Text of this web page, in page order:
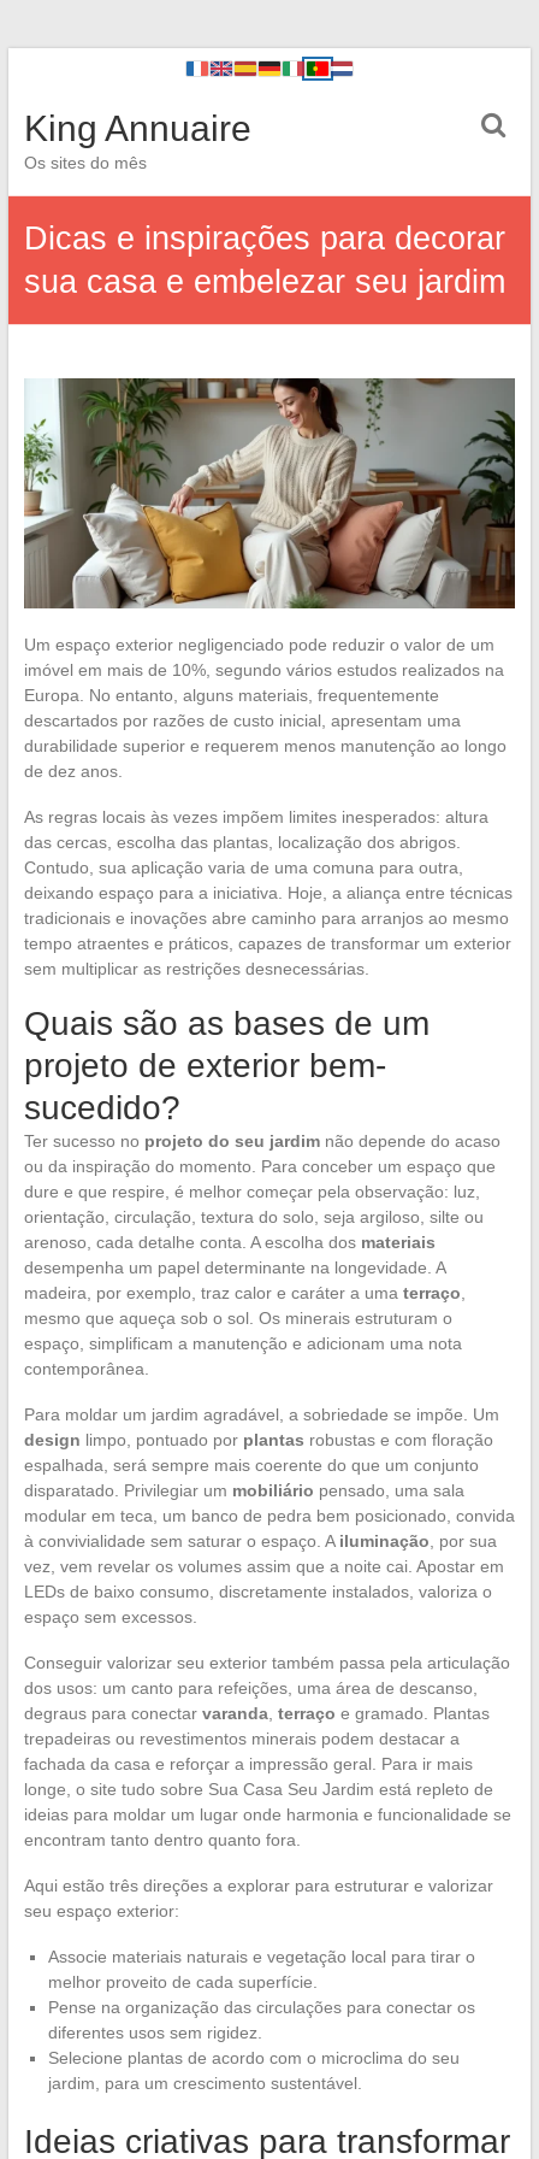
King Annuaire
Os sites do mês
Dicas e inspirações para decorar
sua casa e embelezar seu jardim
Um espaço exterior negligenciado pode reduzir o valor de um
imóvel em mais de 10%, segundo vários estudos realizados na
Europa. No entanto, alguns materiais, frequentemente
descartados por razões de custo inicial, apresentam uma
durabilidade superior e requerem menos manutenção ao longo
de dez anos.
As regras locais às vezes impõem limites inesperados: altura
das cercas, escolha das plantas, localização dos abrigos.
Contudo, sua aplicação varia de uma comuna para outra,
deixando espaço para a iniciativa. Hoje, a aliança entre técnicas
tradicionais e inovações abre caminho para arranjos ao mesmo
tempo atraentes e práticos, capazes de transformar um exterior
sem multiplicar as restrições desnecessárias.
Quais são as bases de um
projeto de exterior bem-
sucedido?
Ter sucesso no projeto do seu jardimnão depende do acaso
ou da inspiração do momento. Para conceber um espaço que
dure e que respire, é melhor começar pela observação: luz,
orientação, circulação, textura do solo, seja argiloso, silte ou
arenoso, cada detalhe conta. A escolha dos materiais
desempenha um papel determinante na longevidade. A
madeira, por exemplo, traz calor e caráter a uma terraço
mesmo que aqueça sob o sol. Os minerais estruturam o
espaço, simplificam a manutenção e adicionam uma nota
contemporânea.
Para moldar um jardim agradável, a sobriedade se impõe. Um
design limpo, pontuado por plantas robustas e com floração
espalhada, será sempre mais coerente do que um conjunto
disparatado. Privilegiar um mobiliário pensado, uma sala
modular em teca, um banco de pedra bem posicionado, convida
à convivialidade sem saturar o espaço. A iluminação , por sua
vez, vem revelar os volumes assim que a noite cai. Apostar em
LEDs de baixo consumo, discretamente instalados, valoriza o
espaço sem excessos.
Conseguir valorizar seu exterior também passa pela articulação
dos usos: um canto para refeições, uma área de descanso,
degraus para conectar varanda, terraço e gramado. Plantas
trepadeiras ou revestimentos minerais podem destacar a
fachada da casa e reforçar a impressão geral. Para ir mais
longe, o site tudo sobre Sua Casa Seu Jardim está repleto de
ideias para moldar um lugar onde harmonia e funcionalidade se
encontram tanto dentro quanto fora.
Aqui estão três direções a explorar para estruturar e valorizar
seu espaço exterior:
Associe materiais naturais e vegetação local para tirar o
melhor proveito de cada superfície.
Pense na organização das circulações para conectar os
diferentes usos sem rigidez.
Selecione plantas de acordo com o microclima do seu
jardim, para um crescimento sustentável.
Ideias criativas para transformar